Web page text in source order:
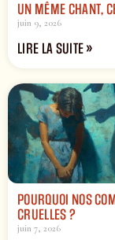
UN MÊME CHANT,
juin 9, 2026
LIRE LA SUITE »
POURQUOI NOS
CRUELLES ?
juin 7, 2026